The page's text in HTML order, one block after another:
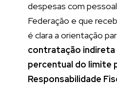
despesas com
Federação e que
é clara a orientação
contratação indireta
percentual do limite
Responsabilidade